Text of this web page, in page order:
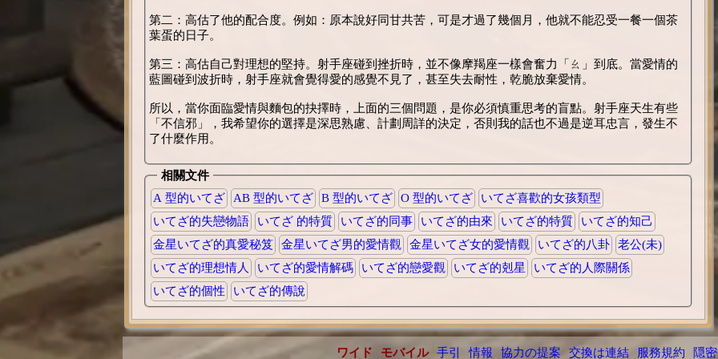
第二：高估了他的配合度。例如：原本說好同甘共苦，可是才過了幾個月，他就不能忍受一餐一個茶
葉蛋的日子。
第三：高估自己對理想的堅持。射手座碰到挫折時，並不像摩羯座一樣會奮力「ㄠ」到底。當愛情的
藍圖碰到波折時，射手座就會覺得愛的感覺不見了，甚至失去耐性，乾脆放棄愛情。
所以，當你面臨愛情與麵包的抉擇時，上面的三個問題，是你必須慎重思考的盲點。射手座天生有些
「不信邪」，我希望你的選擇是深思熟慮、計劃周詳的決定，否則我的話也不過是逆耳忠言，發生不
了什麼作用。
相關文件
A 型的いてざ
AB 型的いてざ B 型的いてざ O 型的いてざ
いてざ喜歡的女孩類型
いてざ的失戀物語
いてざ 的特質 いてざ的同事 いてざ的由來 いてざ的特質
いてざ的知己
金星いてざ的真愛秘笈
金星いてざ男的愛情觀 金星いてざ女的愛情觀 いてざ的八卦
老公(未)
いてざ的理想情人
いてざ的愛情解碼 いてざ的戀愛觀 いてざ的剋星
いてざ的人際關係
いてざ的個性
いてざ的傳說
ワイド モバイル 手引 情報 協力の提案 交換は連結 服務規約 隠